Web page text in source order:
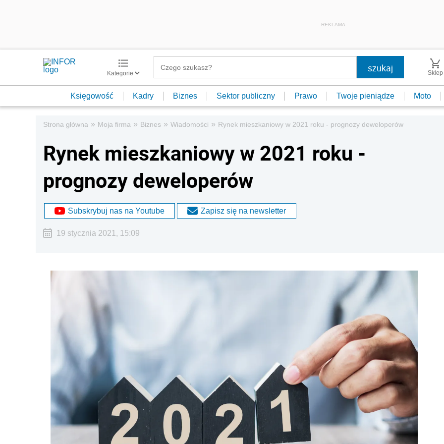
REKLAMA
Kategorie Sklep
Księgowość Kadry Biznes Sektor publiczny Prawo Twoje pieniądze Moto
Strona główna » Moja firma » Biznes » Wiadomości » Rynek mieszkaniowy w 2021 roku - prognozy deweloperów
Rynek mieszkaniowy w 2021 roku -
prognozy deweloperów
Subskrybuj nas na Youtube Zapisz się na newsletter
19 stycznia 2021, 15:09